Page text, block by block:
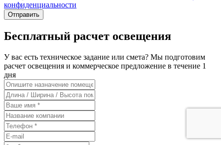
конфиденциальности
Бесплатный расчет освещения
У вас есть техническое задание или смета? Мы подготовим
расчет освещения и коммерческое предложение в течение 1
дня